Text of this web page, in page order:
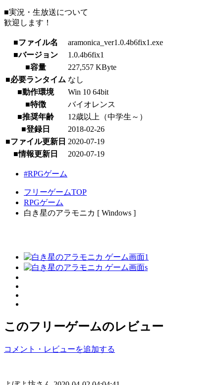
■実況・生放送について
歓迎します！
■ファイル名
aramonica_ver1.0.4b6fix1.exe
■バージョン
1.0.4b6fix1
■容量
227,557 KByte
■必要ランタイム なし
■動作環境
Win 10 64bit
■特徴
バイオレンス
■推奨年齢
12歳以上（中学生～）
■登録日
2018-02-26
■ファイル更新日 2020-07-19
■情報更新日
2020-07-19
#RPGゲーム
フリーゲームTOP
RPGゲーム
白き星のアラモニカ [ Windows ]
このフリーゲームのレビュー
コメント・レビューを追加する